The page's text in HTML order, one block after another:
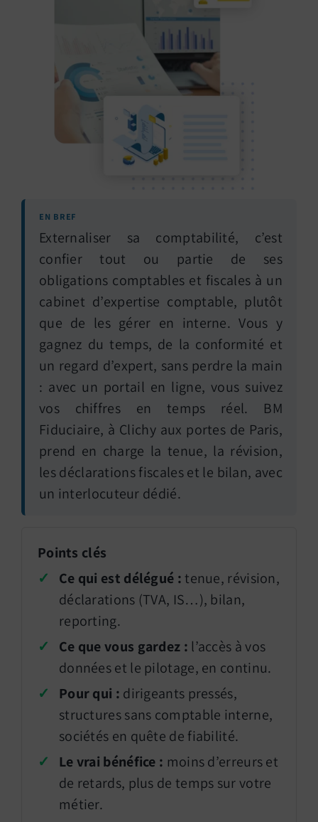
EN BREF
Externaliser sa comptabilité, c’est
confier tout ou partie de ses
obligations comptables et fiscales à un
cabinet d’expertise comptable, plutôt
que de les gérer en interne. Vous y
gagnez du temps, de la conformité et
un regard d’expert, sans perdre la main
: avec un portail en ligne, vous suivez
vos chiffres en temps réel. BM
Fiduciaire, à Clichy aux portes de Paris,
prend en charge la tenue, la révision,
les déclarations fiscales et le bilan, avec
un interlocuteur dédié.
Points clés
✓
Ce qui est délégué : tenue, révision,
déclarations (TVA, IS…), bilan,
reporting.
✓
Ce que vous gardez : l’accès à vos
données et le pilotage, en continu.
✓
Pour qui : dirigeants pressés,
structures sans comptable interne,
sociétés en quête de fiabilité.
✓
Le vrai bénéfice : moins d’erreurs et
de retards, plus de temps sur votre
métier.